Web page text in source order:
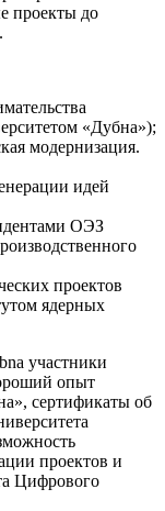
проекты до
«Дубна»);
модернизация.
идей
ОЭЗ
проектов
ядерных
участники
опыт
сертификаты об
проектов и
Цифрового